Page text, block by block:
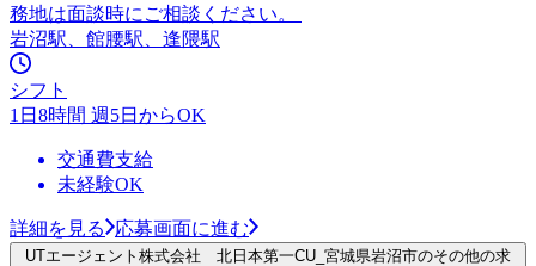
務地は面談時にご相談ください。
岩沼駅、館腰駅、逢隈駅
シフト
1日8時間 週5日からOK
交通費支給
未経験OK
詳細を見る 応募画面に進む
UTエージェント株式会社 北日本第一CU_宮城県岩沼市のその他の求